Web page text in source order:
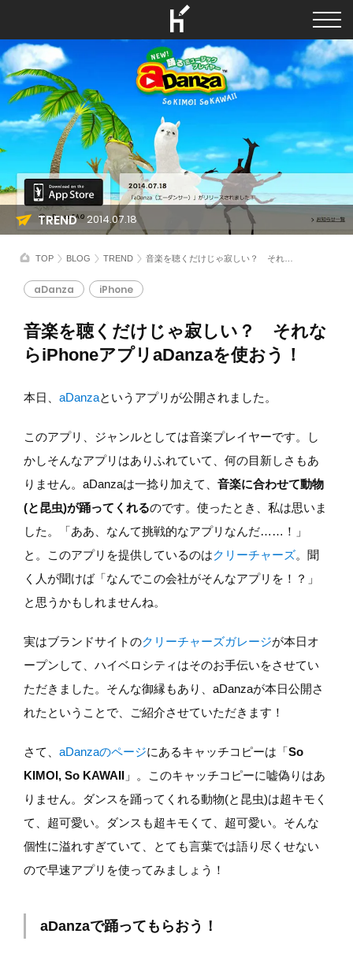
TOP BLOG TREND 音楽を聴くだけじゃ寂しい？ それならiPhoneアプリaDanzaを使おう！
音楽を聴くだけじゃ寂しい？ それな
らiPhoneアプリaDanzaを使おう！
aDanza iPhone
TREND 2014.07.18
本日、 aDanzaというアプリが公開されました。
このアプリ、ジャンルとしては音楽プレイヤーです。し
かしそんなアプリはありふれていて、何の目新しさもあ
りません。aDanzaは一捻り加えて、 音楽に合わせて動物
(と昆虫)が踊ってくれるのです。使ったとき、私は思いま
した。「ああ、なんて挑戦的なアプリなんだ……！」
と。このアプリを提供しているのはクリーチャーズ。聞
く人が聞けば「なんでこの会社がそんなアプリを！？」
と思うかもしれませんね。
実はブランドサイトのクリーチャーズガレージが本日オ
ープンして、ハイベロシティはそのお手伝いをさせてい
ただきました。そんな御縁もあり、aDanzaが本日公開さ
れたということで、ご紹介させていただきます！
さて、 aDanzaのページにあるキャッチコピーは「 So
KIMOI, So KAWAII
」。このキャッチコピーに嘘偽りはあ
りません。ダンスを踊ってくれる動物(と昆虫)は超キモく
て、超可愛い。ダンスも超キモくて、超可愛い。そんな
個性に溢れすぎていて、とても言葉では語り尽くせない
ので早速アプリを使ってみましょう！
aDanzaで踊ってもらおう！